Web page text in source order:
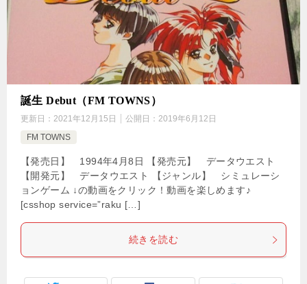
誕生 Debut（FM TOWNS）
更新日： 2021年12月15日 公開日： 2019年6月12日
FM TOWNS
【発売日】 1994年4月8日 【発売元】 データウエスト
【開発元】 データウエスト 【ジャンル】 シミュレーシ
ョンゲーム ↓の動画をクリック！動画を楽しめます♪
[csshop service=”raku […]
続きを読む